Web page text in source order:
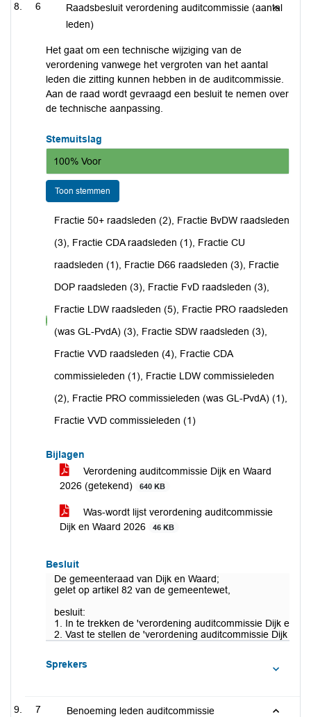
6
Raadsbesluit verordening auditcommissie (aantal
leden)
Het gaat om een technische wijziging van de
verordening vanwege het vergroten van het aantal
leden die zitting kunnen hebben in de auditcommissie.
Aan de raad wordt gevraagd een besluit te nemen over
de technische aanpassing.
Stemuitslag
100% Voor
Toon stemmen
voor
Fractie 50+ raadsleden (2), Fractie BvDW raadsleden
(3), Fractie CDA raadsleden (1), Fractie CU
raadsleden (1), Fractie D66 raadsleden (3), Fractie
DOP raadsleden (3), Fractie FvD raadsleden (3),
Fractie LDW raadsleden (5), Fractie PRO raadsleden
(was GL-PvdA) (3), Fractie SDW raadsleden (3),
Fractie VVD raadsleden (4), Fractie CDA
commissieleden (1), Fractie LDW commissieleden
(2), Fractie PRO commissieleden (was GL-PvdA) (1),
Fractie VVD commissieleden (1)
Bijlagen
Verordening auditcommissie Dijk en Waard
2026 (getekend)
640 KB
Was-wordt lijst verordening auditcommissie
Dijk en Waard 2026
46 KB
Besluit
De gemeenteraad van Dijk en Waard;
gelet op artikel 82 van de gemeentewet,
besluit:
1. In te trekken de 'verordening auditcommissie Dijk en
2. Vast te stellen de 'verordening auditcommissie Dijk en
Sprekers
7 Benoeming leden auditcommissie